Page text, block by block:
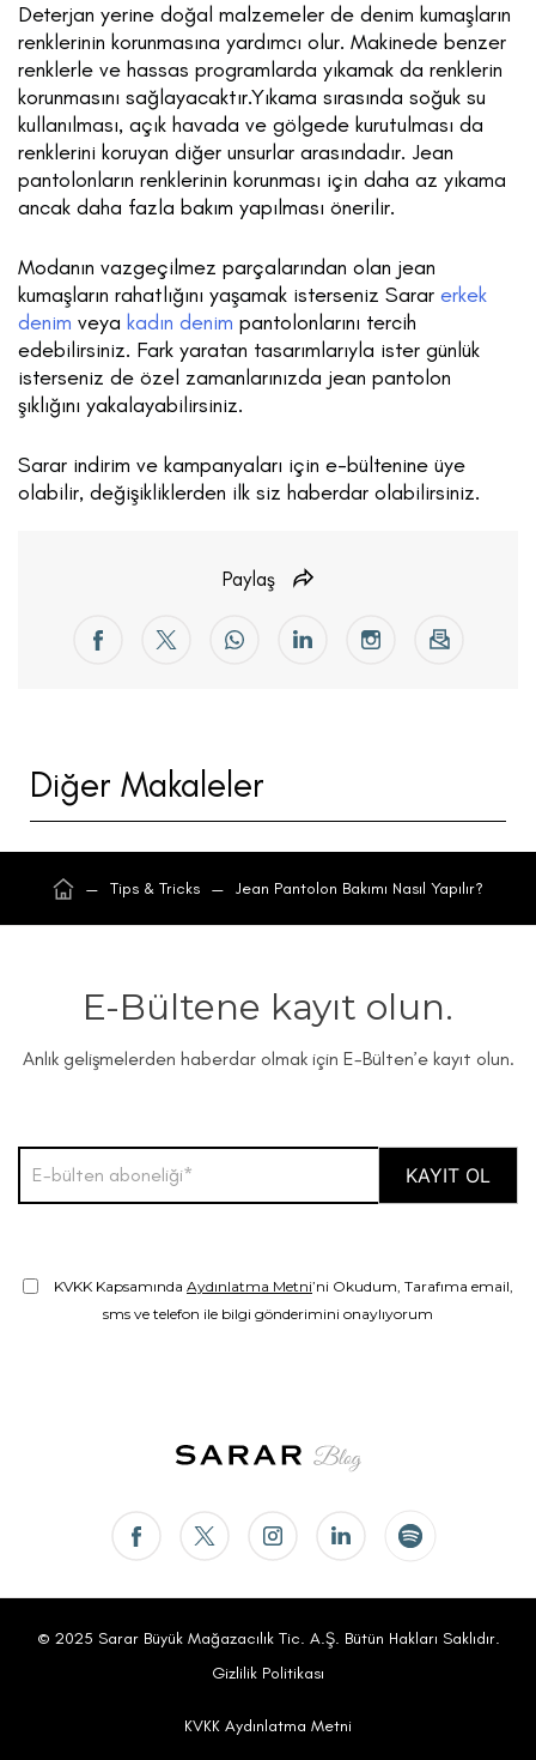
Deterjan yerine doğal malzemeler de denim kumaşların
renklerinin korunmasına yardımcı olur. Makinede benzer
renklerle ve hassas programlarda yıkamak da renklerin
korunmasını sağlayacaktır.Yıkama sırasında soğuk su
kullanılması, açık havada ve gölgede kurutulması da
renklerini koruyan diğer unsurlar arasındadır. Jean
pantolonların renklerinin korunması için daha az yıkama
ancak daha fazla bakım yapılması önerilir.
Modanın vazgeçilmez parçalarından olan jean
kumaşların rahatlığını yaşamak isterseniz Sarar erkek
denim veya kadın denim pantolonlarını tercih
edebilirsiniz. Fark yaratan tasarımlarıyla ister günlük
isterseniz de özel zamanlarınızda jean pantolon
şıklığını yakalayabilirsiniz.
Sarar indirim ve kampanyaları için e-bültenine üye
olabilir, değişikliklerden ilk siz haberdar olabilirsiniz.
Paylaş
Diğer Makaleler
— Tips & Tricks — Jean Pantolon Bakımı Nasıl Yapılır?
E-Bültene kayıt olun.
Anlık gelişmelerden haberdar olmak için E-Bülten’e kayıt olun.
KVKK Kapsamında Aydınlatma Metni’ni Okudum, Tarafıma email,
sms ve telefon ile bilgi gönderimini onaylıyorum
© 2025 Sarar Büyük Mağazacılık Tic. A.Ş. Bütün Hakları Saklıdır.
Gizlilik Politikası
KVKK Aydınlatma Metni